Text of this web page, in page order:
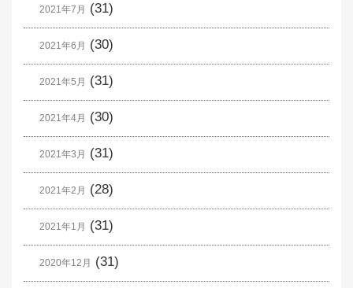
2021年7月 (31)
2021年6月 (30)
2021年5月 (31)
2021年4月 (30)
2021年3月 (31)
2021年2月 (28)
2021年1月 (31)
2020年12月 (31)